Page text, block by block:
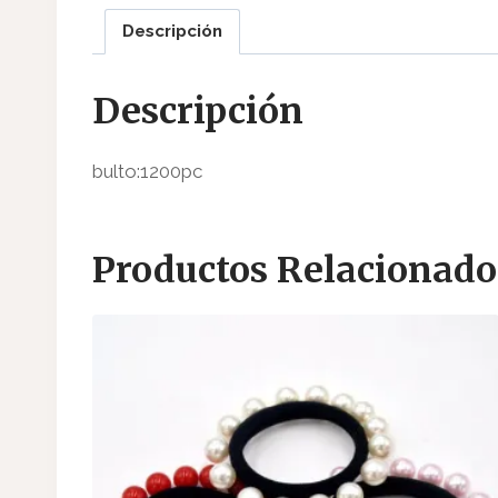
Descripción
Descripción
bulto:1200pc
Productos